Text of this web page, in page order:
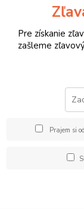
X2200
V tejto kategórii
Pre získanie
zašleme
Prajem si